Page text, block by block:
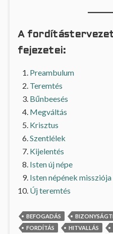
A
fejezetei:
Preambulum
Teremtés
Bűnbeesés
Megváltás
Krisztus
Szentlélek
Kijelentés
Isten új népe
Isten népének missziója
Új teremtés
BEFOGADÁS
FORDÍTÁS
HITVALLÁS